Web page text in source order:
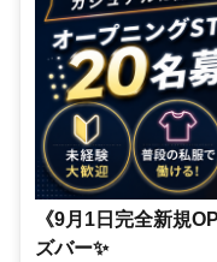
《9月1日完全新規
ズバー✨